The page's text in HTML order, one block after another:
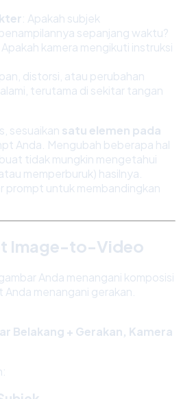
: Apakah subjek
sepanjang waktu?
Apakah kamera mengikuti instruksi
distorsi, atau perubahan
terutama di sekitar tangan
sesuaikan satu elemen pada
Anda. Mengubah beberapa hal
tidak mungkin mengetahui
memperburuk) hasilnya.
prompt untuk membandingkan
Image-to-Video
Anda menangani komposisi
menangani gerakan.
Belakang + Gerakan, Kamera